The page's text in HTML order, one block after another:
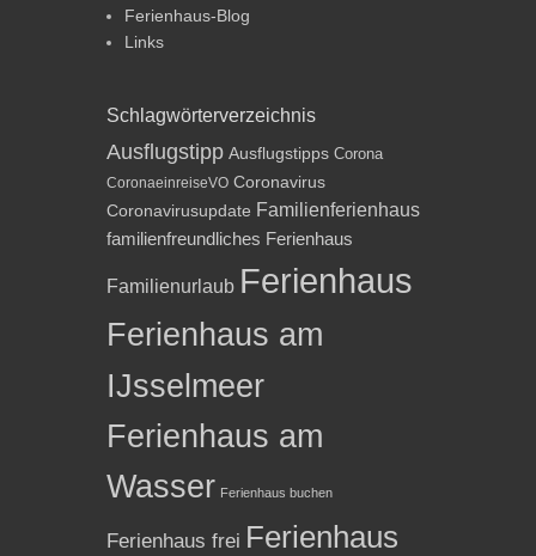
Ferienhaus-Blog
Links
Schlagwörterverzeichnis
Ausflugstipp Ausflugstipps Corona
CoronaeinreiseVO Coronavirus
Coronavirusupdate Familienferienhaus
familienfreundliches Ferienhaus
Familienurlaub Ferienhaus
Ferienhaus am
IJsselmeer
Ferienhaus am
Wasser Ferienhaus buchen
Ferienhaus frei Ferienhaus